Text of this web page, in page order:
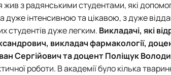
жив з радянськими студентами, які
дуже інтенсивною та цікавою, з дуже
студентів дуже легким. Викладачі, які
викладач фармакології,
Сергійович та доцент Поліщук
роботи. В академії було кілька